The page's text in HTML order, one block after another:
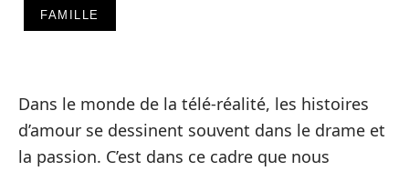
FAMILLE
Dans le monde de la télé-réalité, les histoires
d’amour se dessinent souvent dans le drame et
la passion. C’est dans ce cadre que nous